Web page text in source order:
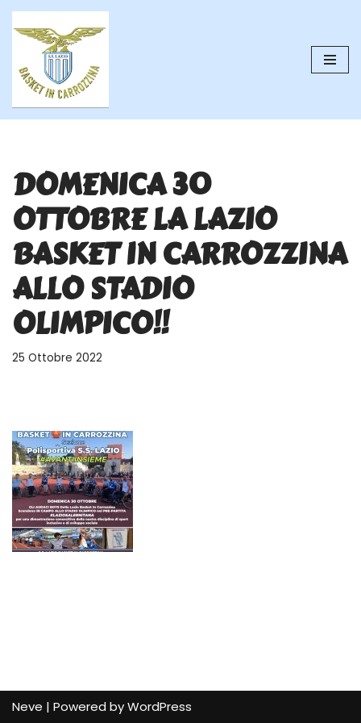
contenuto
DOMENICA 30
OTTOBRE LA LAZIO
BASKET IN CARROZZINA
ALLO STADIO
OLIMPICO!!
25 Ottobre 2022
Neve | Powered byWordPress